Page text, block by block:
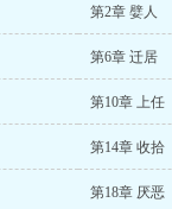
第2章 嬖人
第6章 迁居
第10章 上任
第14章 收拾
第18章 厌恶